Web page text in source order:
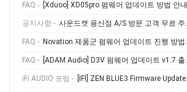
FAQ - [Xduoo] XD05pro 펌웨어 업데이트 방법 안내
공지사항 - 사운드캣 용산점 A/S 방문 고객 무료 주차 안내
FAQ - Novation 제품군 펌웨어 업데이트 진행 방법 (Feat, Novation Components)
FAQ - [ADAM Audio] D3V 펌웨어 업데이트 v1.7 출시! 소개부터 설치 방법까지
iFi AUDIO 포럼 - [IFI] ZEN BLUE3 Firmware Update V1.69